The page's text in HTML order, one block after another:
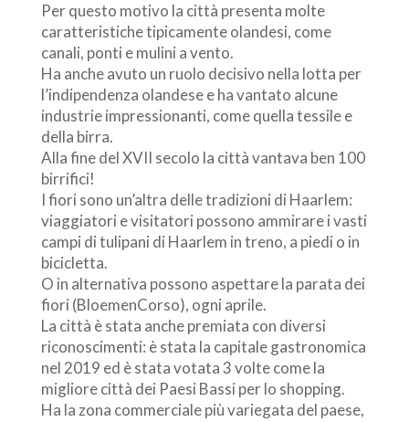
Per questo motivo la città presenta molte
caratteristiche tipicamente olandesi, come
canali, ponti e mulini a vento.
Ha anche avuto un ruolo decisivo nella lotta per
l’indipendenza olandese e ha vantato alcune
industrie impressionanti, come quella tessile e
della birra.
Alla fine del XVII secolo la città vantava ben 100
birrifici!
I fiori sono un’altra delle tradizioni di Haarlem:
viaggiatori e visitatori possono ammirare i vasti
campi di tulipani di Haarlem in treno, a piedi o in
bicicletta.
O in alternativa possono aspettare la parata dei
fiori (BloemenCorso), ogni aprile.
La città è stata anche premiata con diversi
riconoscimenti: è stata la capitale gastronomica
nel 2019 ed è stata votata 3 volte come la
migliore città dei Paesi Bassi per lo shopping.
Ha la zona commerciale più variegata del paese,